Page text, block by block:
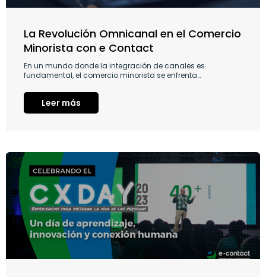
La Revolución Omnicanal en el Comercio
Minorista con e Contact
En un mundo donde la integración de canales es
fundamental, el comercio minorista se enfrenta…
Leer más